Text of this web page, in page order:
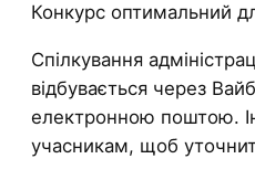
Конкурс оптимальний
Спілкування
відбувається через
електронною поштою.
учасникам, щоб